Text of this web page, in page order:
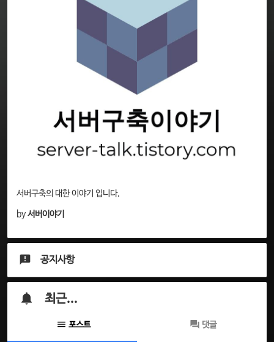
서버구축의 대한 이야기 입니다.
by서버이야기
공지사항
최근...
포스트 댓글